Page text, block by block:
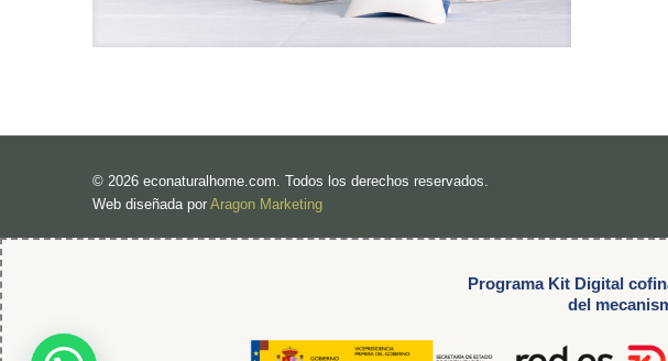
© 2026 econaturalhome.com. Todos los derechos reservados.
Web diseñada por Aragon Marketing
Programa Kit Digital
del